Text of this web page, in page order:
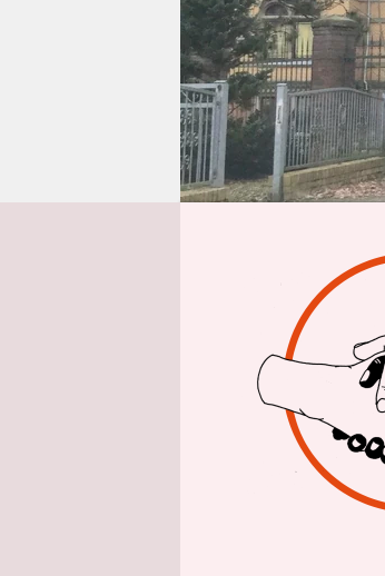
abo
genossenschaft
epaper login